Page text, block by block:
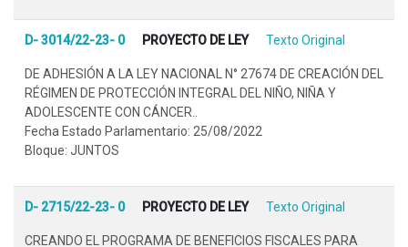
D- 3014/22-23- 0 PROYECTO DE LEY Texto Original
DE ADHESIÓN A LA LEY NACIONAL N° 27674 DE CREACIÓN DEL
RÉGIMEN DE PROTECCIÓN INTEGRAL DEL NIÑO, NIÑA Y
ADOLESCENTE CON CÁNCER..
Fecha Estado Parlamentario: 25/08/2022
Bloque: JUNTOS
D- 2715/22-23- 0 PROYECTO DE LEY Texto Original
CREANDO EL PROGRAMA DE BENEFICIOS FISCALES PARA